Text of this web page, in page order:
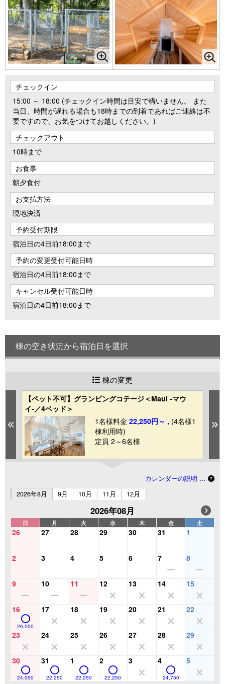
チェックイン
15:00 ～ 18:00 (チェックイン時間は目安で構いません。 また
当日、時間が遅れる場合も18時までの到着であればご連絡は不
要ですので、お気をつけてお越しください。)
チェックアウト
10時まで
お食事
朝夕食付
お支払方法
現地決済
予約受付期限
宿泊日の4日前18:00まで
予約の変更受付可能日時
宿泊日の4日前18:00まで
キャンセル受付可能日時
宿泊日の4日前18:00まで
棟の空き状況から宿泊日を選択
棟の変更
Previous
【ペット不可】グランピングコテージ＜Maui -マウ
イ-／4ベッド＞
1名様料金 22,250円～ , (4名様1
棟利用時)
定員 2～6名様
カレンダーの説明 …
2026年8月
9月 10月 11月 12月
2026年08月
日 月 火 水 木 金 土
26 27 28 29 30 31 1
2 3 4 5 6 7 8
9 10 11 12 13 14 15
16
26,250
17 18 19 20 21 22
23 24 25 26 27 28 29
30
24,050
31
22,250
1
22,250
2
22,250
3 4
24,750
5